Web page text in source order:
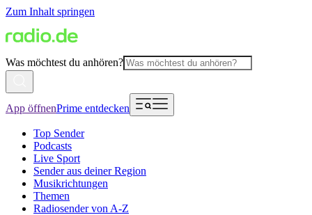
Zum Inhalt springen
Was möchtest du anhören?
App öffnenPrime entdecken
Top Sender
Podcasts
Live Sport
Sender aus deiner Region
Musikrichtungen
Themen
Radiosender von A-Z